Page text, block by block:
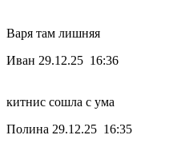
Варя там лишняя
Иван 29.12.25 16:36
китнис сошла с ума
Полина 29.12.25 16:35